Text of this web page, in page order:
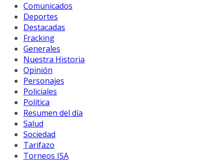
Comunicados
Deportes
Destacadas
Fracking
Generales
Nuestra Historia
Opinión
Personajes
Policiales
Política
Resumen del día
Salud
Sociedad
Tarifazo
Torneos ISA